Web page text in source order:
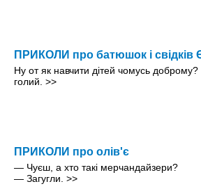
ПРИКОЛИ про батюшок і свідків
Ну от як навчити дітей чомусь
голий. >>
ПРИКОЛИ про олів'є
— Чуєш, а хто такі мерчандайзери?
— Загугли. >>